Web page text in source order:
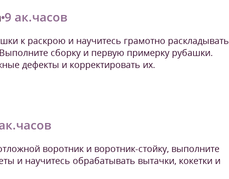
9 ак.часов
к раскрою и научитесь грамотно раскладывать
сборку и первую примерку рубашки.
дефекты и корректировать их.
воротник и воротник-стойку, выполните
и научитесь обрабатывать вытачки, кокетки и